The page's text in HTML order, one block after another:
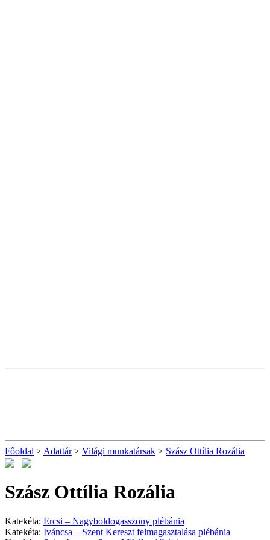
Főoldal > Adattár> Világi munkatársak > Szász Ottília Rozália
Szász Ottília Rozália
Katekéta: Ercsi – Nagyboldogasszony plébánia
Katekéta: Iváncsa – Szent Kereszt felmagasztalása plébánia